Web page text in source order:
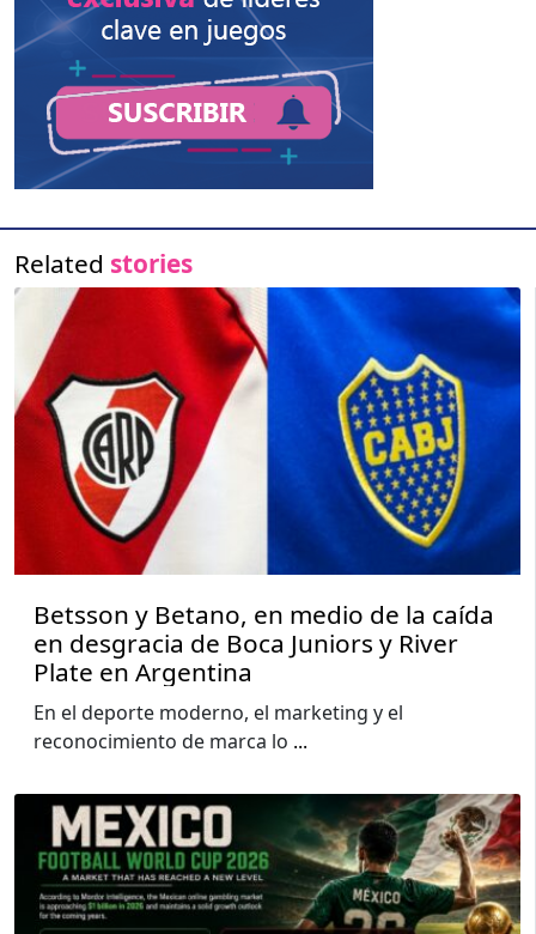
Related stories
Betsson y Betano, en medio de la caída
en desgracia de Boca Juniors y River
Plate en Argentina
En el deporte moderno, el marketing y el
reconocimiento de marca lo ...